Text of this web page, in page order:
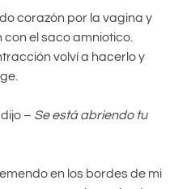
corazón por la vagina y
el saco amniotico.
volví a hacerlo y
– Se está abriendo tu
en los bordes de mi